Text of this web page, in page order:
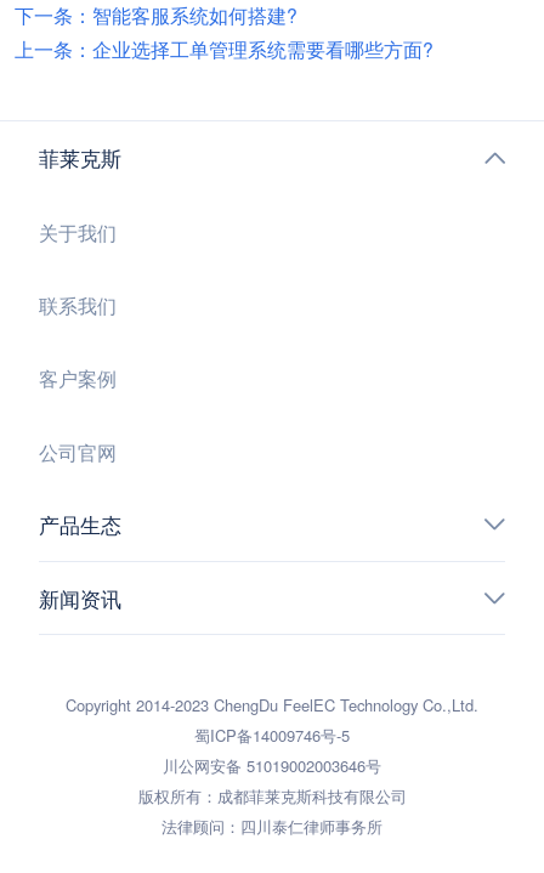
下一条：智能客服系统如何搭建?
上一条：企业选择工单管理系统需要看哪些方面?
菲莱克斯
关于我们
联系我们
客户案例
公司官网
产品生态
新闻资讯
Copyright 2014-2023 ChengDu FeelEC Technology Co.,Ltd.
蜀ICP备14009746号-5
川公网安备 51019002003646号
版权所有：成都菲莱克斯科技有限公司
法律顾问：四川泰仁律师事务所